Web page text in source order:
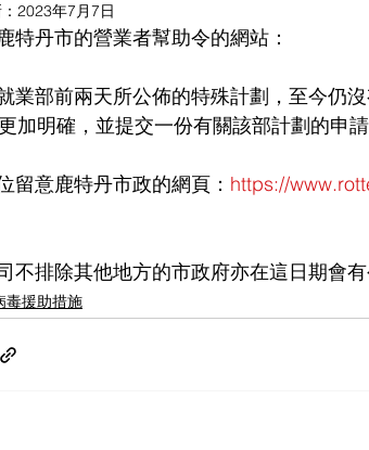
2023年7月7日
特丹市的營業者幫助令的網站：
業部前兩天所公佈的特殊計劃，至今仍
加明確，並提交一份有關該部計劃的申請
留意鹿特丹市政的網頁： https://
不排除其他地方的市政府亦在這日期會
毒援助措施